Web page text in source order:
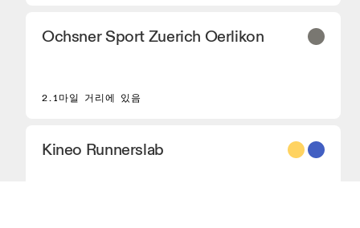
Ochsner Sport Zuerich Oerlikon
2.1마일 거리에 있음
Kineo Runnerslab